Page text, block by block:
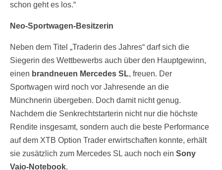
schon geht es los.“
Neo-Sportwagen-Besitzerin
Neben dem Titel „Traderin des Jahres“ darf sich die
Siegerin des Wettbewerbs auch über den Hauptgewinn,
einen brandneuen Mercedes SL, freuen. Der
Sportwagen wird noch vor Jahresende an die
Münchnerin übergeben. Doch damit nicht genug.
Nachdem die Senkrechtstarterin nicht nur die höchste
Rendite insgesamt, sondern auch die beste Performance
auf dem XTB Option Trader erwirtschaften konnte, erhält
sie zusätzlich zum Mercedes SL auch noch ein Sony
Vaio-Notebook.